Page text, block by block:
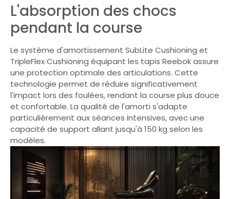
L'absorption des chocs
pendant la course
Le système d'amortissement SubLite Cushioning et
TripleFlex Cushioning équipant les tapis Reebok assure
une protection optimale des articulations. Cette
technologie permet de réduire significativement
l'impact lors des foulées, rendant la course plus douce
et confortable. La qualité de l'amorti s'adapte
particulièrement aux séances intensives, avec une
capacité de support allant jusqu'à 150 kg selon les
modèles.